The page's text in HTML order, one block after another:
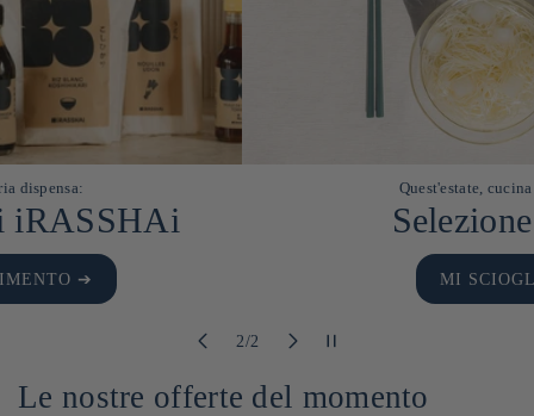
1/su
2
Gli essenziali di iRASSHAi
Le nostre offerte del momento